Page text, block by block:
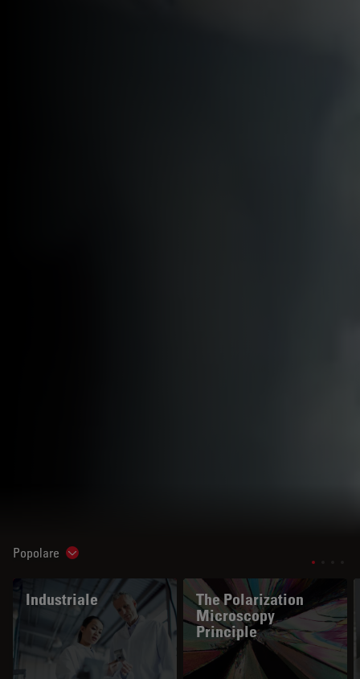
Popolare Show subnavigation
Industriale
The Polarization
Microscopy
Principle